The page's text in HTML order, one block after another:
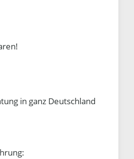
in ganz Deutschland